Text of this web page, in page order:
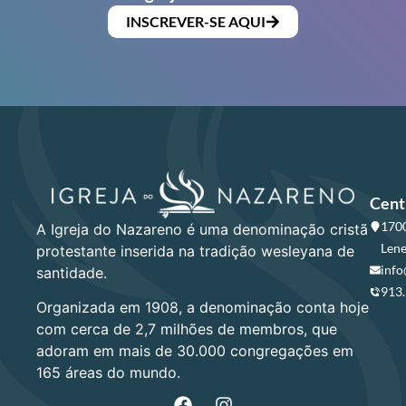
INSCREVER-SE AQUI
A Igreja do Nazareno é uma denominação cristã
protestante inserida na tradição wesleyana de
santidade.
Organizada em 1908, a denominação conta hoje
com cerca de 2,7 milhões de membros, que
adoram em mais de 30.000 congregações em
165 áreas do mundo.